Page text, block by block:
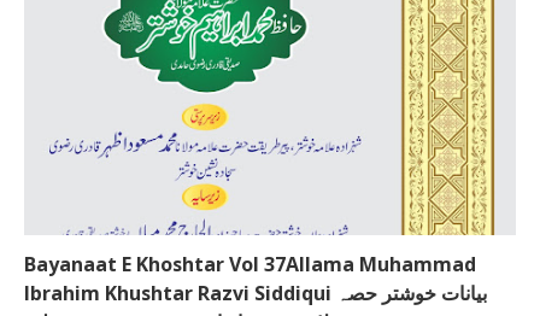
Bayanaat E Khoshtar Vol 37Allama Muhammad
Ibrahim Khushtar Razvi Siddiqui بیانات خوشتر حصہ